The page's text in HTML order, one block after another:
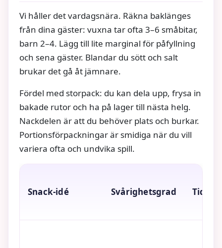
Vi håller det vardagsnära. Räkna baklänges
från dina gäster: vuxna tar ofta 3–6 småbitar,
barn 2–4. Lägg till lite marginal för påfyllning
och sena gäster. Blandar du sött och salt
brukar det gå åt jämnare.
Fördel med storpack: du kan dela upp, frysa in
bakade rutor och ha på lager till nästa helg.
Nackdelen är att du behöver plats och burkar.
Portionsförpackningar är smidiga när du vill
variera ofta och undvika spill.
Snack‑idé Svårighetsgrad Tid